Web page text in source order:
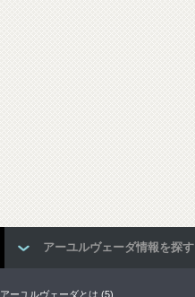
アーユルヴェーダ情報を探す
アーユルヴェーダとは (5)